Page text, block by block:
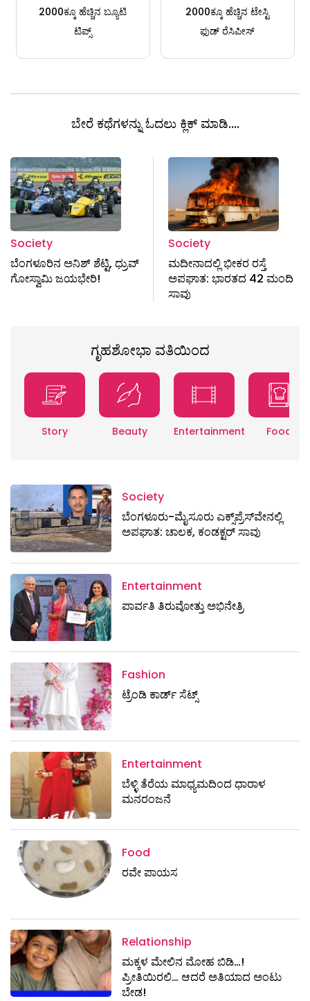
2000ಕ್ಕೂ ಹೆಚ್ಚಿನ ಬ್ಯೂಟಿ
ಟಿಪ್ಸ್
2000ಕ್ಕೂ ಹೆಚ್ಚಿನ ಟೇಸ್ಟಿ
ಫುಡ್ ರೆಸಿಪೀಸ್
ಬೇರೆ ಕಥೆಗಳನ್ನು ಓದಲು ಕ್ಲಿಕ್ ಮಾಡಿ....
Society
ಬೆಂಗಳೂರಿನ ಅನಿಶ್ ಶೆಟ್ಟಿ, ಧ್ರುವ್
ಗೋಸ್ವಾಮಿ ಜಯಭೇರಿ!
Society
ಮದೀನಾದಲ್ಲಿ ಭೀಕರ ರಸ್ತೆ
ಅಪಘಾತ: ಭಾರತದ 42 ಮಂದಿ
ಸಾವು
ಗೃಹಶೋಭಾ ವತಿಯಿಂದ
Story Beauty Entertainment Food
Society
ಬೆಂಗಳೂರು-ಮೈಸೂರು ಎಕ್ಸ್​ಪ್ರೆಸ್‌ವೇನಲ್ಲಿ
ಅಪಘಾತ: ಚಾಲಕ, ಕಂಡಕ್ಟರ್ ಸಾವು
Entertainment
ಪಾರ್ವತಿ ತಿರುವೋತ್ತು ಅಭಿನೇತ್ರಿ
Fashion
ಟ್ರೆಂಡಿ ಕಾರ್ಡ್‌ ಸೆಟ್ಸ್
Entertainment
ಬೆಳ್ಳಿ ತೆರೆಯ ಮಾಧ್ಯಮದಿಂದ ಧಾರಾಳ
ಮನರಂಜನೆ
Food
ರವೇ ಪಾಯಸ
Relationship
ಮಕ್ಕಳ ಮೇಲಿನ ಮೋಹ ಬಿಡಿ…!
ಪ್ರೀತಿಯಿರಲಿ… ಆದರೆ ಅತಿಯಾದ ಅಂಟು
ಬೇಡ!